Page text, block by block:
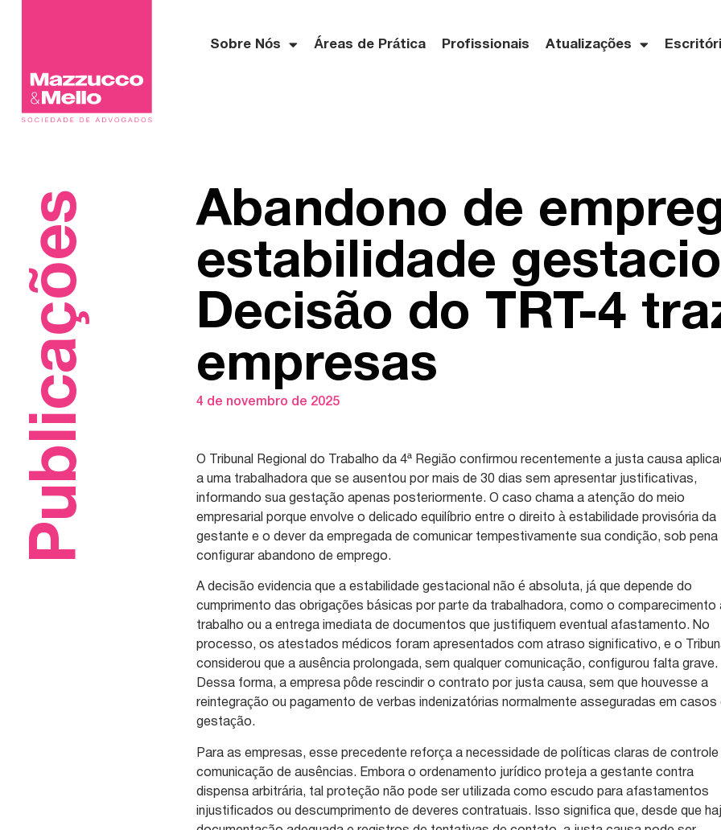
Sobre Nós Áreas de Prática Profissionais Atualizações
Publicações
Abandono de
estabilidade
Decisão do TRT-4
empresas
4 de novembro de 2025
O Tribunal Regional do Trabalho da 4ª Região confirmou recentemente a justa causa
a uma trabalhadora que se ausentou por mais de 30 dias sem apresentar justificativas,
informando sua gestação apenas posteriormente. O caso chama a atenção do meio
empresarial porque envolve o delicado equilíbrio entre o direito à estabilidade provisória da
gestante e o dever da empregada de comunicar tempestivamente sua condição, sob pena
configurar abandono de emprego.
A decisão evidencia que a estabilidade gestacional não é absoluta, já que depende do
cumprimento das obrigações básicas por parte da trabalhadora, como o comparecimento
trabalho ou a entrega imediata de documentos que justifiquem eventual afastamento. No
processo, os atestados médicos foram apresentados com atraso significativo, e o
considerou que a ausência prolongada, sem qualquer comunicação, configurou falta grave.
Dessa forma, a empresa pôde rescindir o contrato por justa causa, sem que houvesse a
reintegração ou pagamento de verbas indenizatórias normalmente asseguradas em casos
gestação.
Para as empresas, esse precedente reforça a necessidade de políticas claras de controle
comunicação de ausências. Embora o ordenamento jurídico proteja a gestante contra
dispensa arbitrária, tal proteção não pode ser utilizada como escudo para afastamentos
injustificados ou descumprimento de deveres contratuais. Isso significa que, desde que